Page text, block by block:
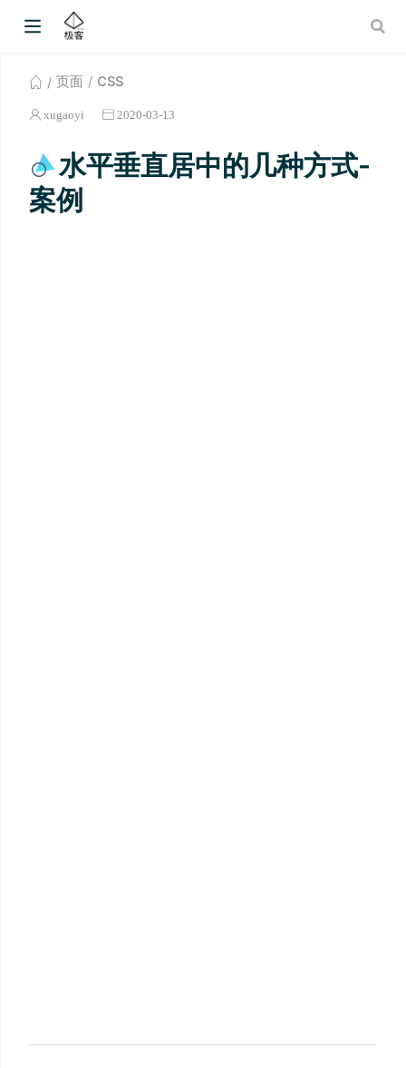
页面 CSS
xugaoyi 2020-03-13
水平垂直居中的几种方式-
案例